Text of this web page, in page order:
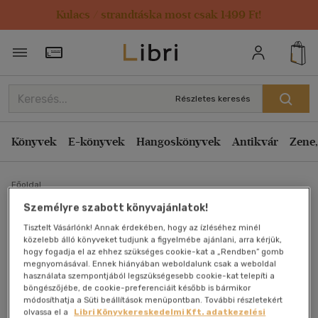
Kulacs / strandtáska most csak 1499 Ft!
Törzsvásárlói Kártya adatai
Részletes keresés
Könyvek E-könyvek Hangoskönyvek Antikvár
Főoldal
Adatbázis-kezelés Visual
Basic-ben (Lépésről
lépésre)
Személyre szabott könyvajánlatok!
Tisztelt Vásárlónk! Annak érdekében, hogy az ízléséhez minél
közelebb álló könyveket tudjunk a figyelmébe ajánlani, arra kérjük,
hogy fogadja el az ehhez szükséges cookie-kat a „Rendben” gomb
megnyomásával. Ennek hiányában weboldalunk csak a weboldal
használata szempontjából legszükségesebb cookie-kat telepíti a
böngészőjébe, de cookie-preferenciáit később is bármikor
módosíthatja a Süti beállítások menüpontban. További részletekért
olvassa el a
Libri Könyvkereskedelmi Kft. adatkezelési